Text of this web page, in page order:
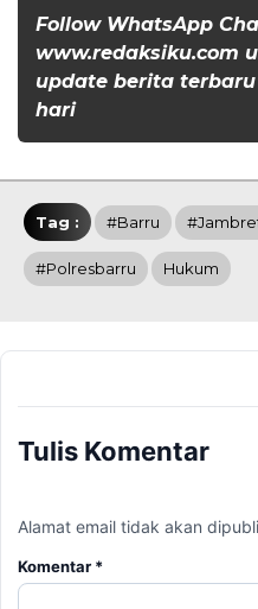
Follow WhatsApp
www.redaksiku.com
update berita
hari
Tag : #Barru
#polresbarru Hukum
Tulis Komentar
Alamat email tidak akan
Komentar *